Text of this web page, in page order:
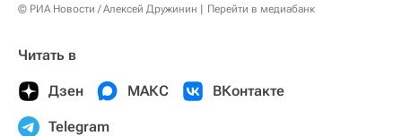
© РИА Новости / Алексей Дружинин Перейти в медиабанк
Читать в
Дзен МАКС ВКонтакте
Telegram